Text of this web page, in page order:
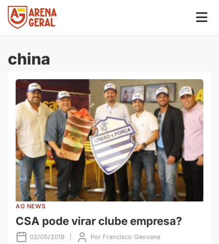
china
AG NEWS
CSA pode virar clube empresa?
02/05/2019 Por Francisco Geovane